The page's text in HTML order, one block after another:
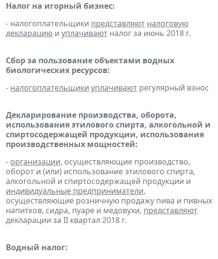
Налог на игорный бизнес:
- налогоплательщики представляют налоговую
декларацию и уплачивают налог за июнь 2018 г.
Сбор за пользование объектами водных
биологических ресурсов:
- налогоплательщики уплачивают регулярный взнос
Декларирование производства, оборота,
использования этилового спирта, алкогольной и
спиртосодержащей продукции, использования
производственных мощностей:
- организации, осуществляющие производство,
оборот и (или) использование этилового спирта,
алкогольной и спиртосодержащей продукции и
индивидуальные предприниматели,
осуществляющие розничную продажу пива и пивных
напитков, сидра, пуаре и медовухи, представляют
декларации за II квартал 2018 г.
Водный налог: